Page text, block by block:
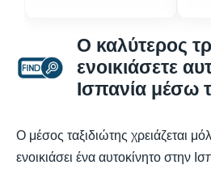
Ο καλύτερος
ενοικιάσετε
Ισπανία μέσω
Ο μέσος ταξιδιώτης χρειάζεται
ενοικιάσει ένα αυτοκίνητο στην